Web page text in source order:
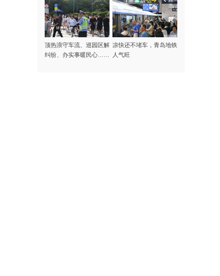
顶热浪守车流、巡园区解
纠纷、办实事暖民心……
凉快还不堵车，青岛地铁
人气旺